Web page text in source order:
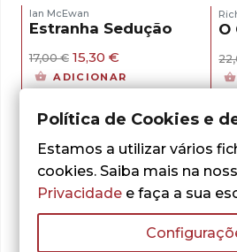
Ian McEwan
Estranha Sedução
17,00€ O
preço
original
17,00 €.
15,30 €
preço
atual
15,30 €.
ADICIONAR
O
Política de Cookies e
Estamos a utilizar vários
cookies. Saiba mais na
Privacidade e faça a sua